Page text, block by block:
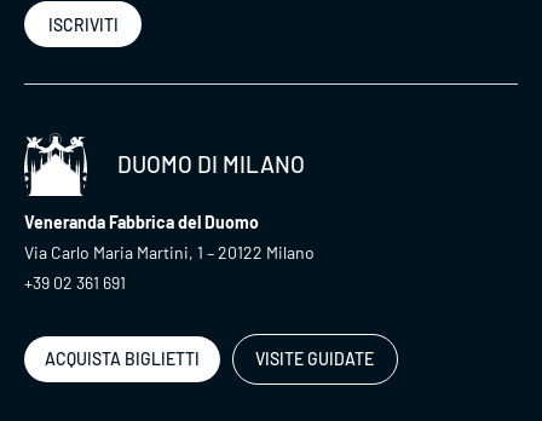
ISCRIVITI
DUOMO DI MILANO
Veneranda Fabbrica del Duomo
Via Carlo Maria Martini, 1 – 20122 Milano
+39 02 361 691
ACQUISTA BIGLIETTI VISITE GUIDATE